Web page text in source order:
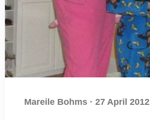
Mareile Bohms · 27 April 2012